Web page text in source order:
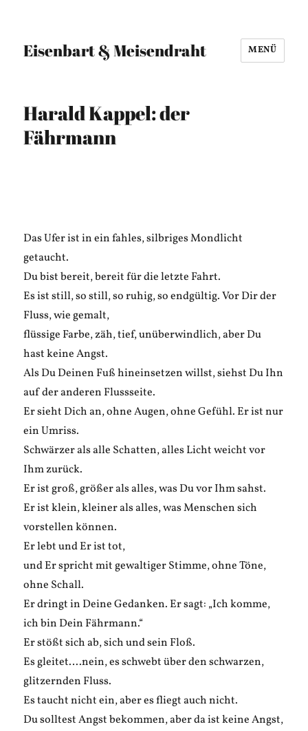
Eisenbart & Meisendraht MENÜ
Harald Kappel: der
Fährmann
Das Ufer ist in ein fahles, silbriges Mondlicht
getaucht.
Du bist bereit, bereit für die letzte Fahrt.
Es ist still, so still, so ruhig, so endgültig. Vor Dir der
Fluss, wie gemalt,
flüssige Farbe, zäh, tief, unüberwindlich, aber Du
hast keine Angst.
Als Du Deinen Fuß hineinsetzen willst, siehst Du Ihn
auf der anderen Flussseite.
Er sieht Dich an, ohne Augen, ohne Gefühl. Er ist nur
ein Umriss.
Schwärzer als alle Schatten, alles Licht weicht vor
Ihm zurück.
Er ist groß, größer als alles, was Du vor Ihm sahst.
Er ist klein, kleiner als alles, was Menschen sich
vorstellen können.
Er lebt und Er ist tot,
und Er spricht mit gewaltiger Stimme, ohne Töne,
ohne Schall.
Er dringt in Deine Gedanken. Er sagt: „Ich komme,
ich bin Dein Fährmann.“
Er stößt sich ab, sich und sein Floß.
Es gleitet….nein, es schwebt über den schwarzen,
glitzernden Fluss.
Es taucht nicht ein, aber es fliegt auch nicht.
Du solltest Angst bekommen, aber da ist keine Angst,